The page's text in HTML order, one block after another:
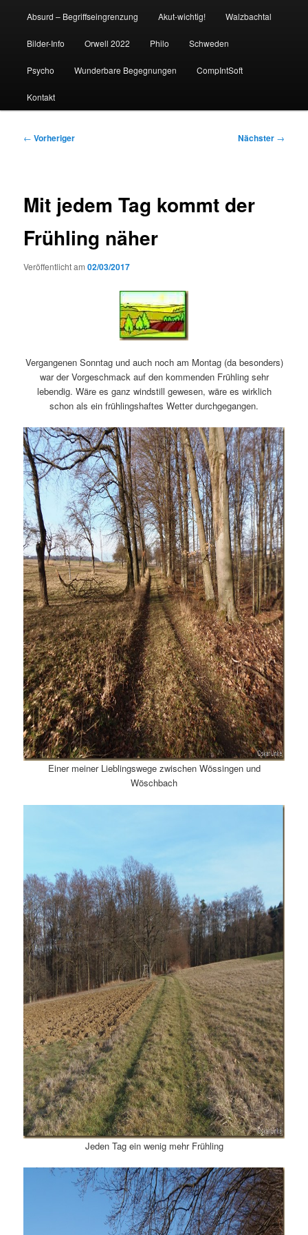
Absurd – Begriffseingrenzung Akut-wichtig! Walzbachtal
Bilder-Info Orwell 2022 Philo Schweden
Psycho Wunderbare Begegnungen CompIntSoft
Kontakt
Beitragsnavigation
← Vorheriger Nächster →
Mit jedem Tag kommt der
Frühling näher
Veröffentlicht am02/03/2017
Vergangenen Sonntag und auch noch am Montag (da besonders)
war der Vorgeschmack auf den kommenden Frühling sehr
lebendig. Wäre es ganz windstill gewesen, wäre es wirklich
schon als ein frühlingshaftes Wetter durchgegangen.
Einer meiner Lieblingswege zwischen Wössingen und
Wöschbach
Jeden Tag ein wenig mehr Frühling